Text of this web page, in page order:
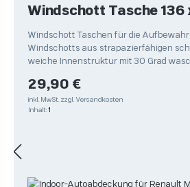
Windschott Tasche 136
Windschott Taschen für die
Windschotts aus strapazierfähigen
weiche Innenstruktur mit 30 Grad waschbar der optimale
Regulärer Preis:
29,90 €
inkl. MwSt. zzgl. Versandkosten
Inhalt: 1